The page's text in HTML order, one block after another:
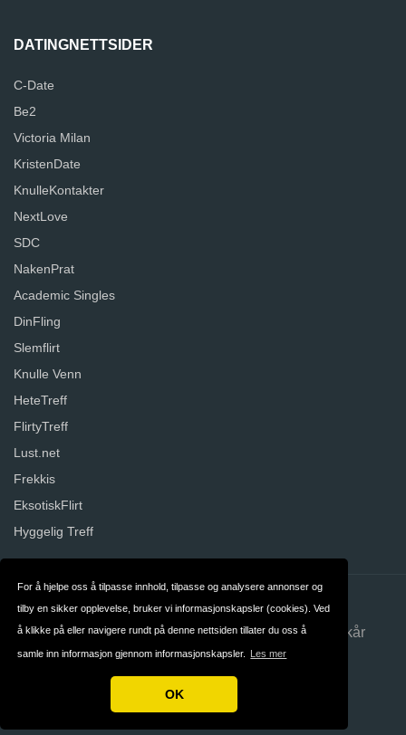
For å hjelpe oss å tilpasse innhold, tilpasse og analysere annonser og
tilby en sikker opplevelse, bruker vi informasjonskapsler (cookies). Ved
å klikke på eller navigere rundt på denne nettsiden tillater du oss å
samle inn informasjon gjennom informasjonskapsler. Les mer
OK
DATINGNETTSIDER
C-Date
Be2
Victoria Milan
KristenDate
KnulleKontakter
NextLove
SDC
NakenPrat
Academic Singles
DinFling
Slemflirt
Knulle Venn
HeteTreff
FlirtyTreff
Lust.net
Frekkis
EksotiskFlirt
Hyggelig Treff
Personvern Betingelser og Vilkår
Opphavsrett © 2026 Datingwebsites.no